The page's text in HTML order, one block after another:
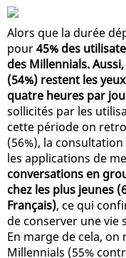
Alors que la durée
pour45% des
des Millennials.
(54%) restent les
quatre heures par
sollicités par les
cette période on
(56%), la
les applications de
conversations en
chez les plus jeunes
Français), ce qui
de conserver une vie
En marge de cela,
Millennials (55%